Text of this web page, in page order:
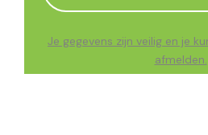
Je gegevens zijn veilig en je
afmelden.